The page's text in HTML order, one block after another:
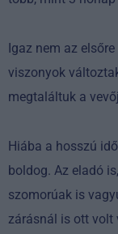
Igaz nem az
viszonyok
megtaláltuk a
Hiába a hosszú
boldog. Az eladó
szomorúak is
zárásnál is ott volt